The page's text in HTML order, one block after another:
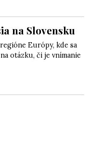
na Slovensku
Európy, kde sa
otázku, či je vnímanie